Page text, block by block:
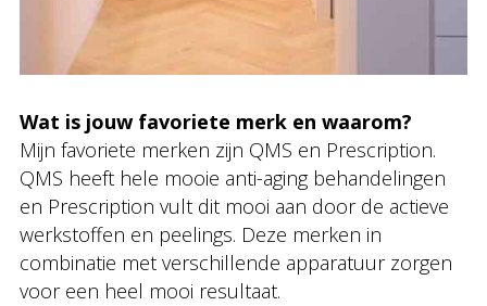
Wat is jouw favoriete merk en waarom?
Mijn favoriete merken zijn QMS en Prescription.
QMS heeft hele mooie anti-aging behandelingen
en Prescription vult dit mooi aan door de actieve
werkstoffen en peelings. Deze merken in
combinatie met verschillende apparatuur zorgen
voor een heel mooi resultaat.